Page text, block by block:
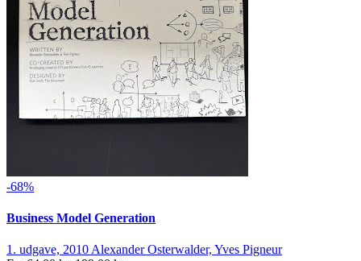
-68%
Business Model Generation
1. udgave, 2010 Alexander Osterwalder, Yves Pigneur